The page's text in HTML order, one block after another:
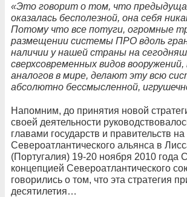
«Это говорит о том, что
оказалась бесполезной, она себя
Потому что все потуги, огромные
размещении системы ПРО вдоль
наличии у нашей страны на
сверхсовременных видов
аналогов в мире, делают эту всю
абсолютно бессмысленной,
Напомним, до принятия новой
своей деятельности
главами государств и правительств
Североатлантического альянса в
(Португалия) 19-20 ноября 2010 года
концепцией Североатлантического
говорились о том, что эта стратегия
десятилетия…